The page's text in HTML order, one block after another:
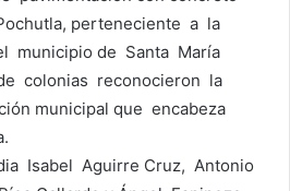
perteneciente a la
municipio de Santa María
colonias reconocieron la
municipal que encabeza
Isabel Aguirre Cruz, Antonio